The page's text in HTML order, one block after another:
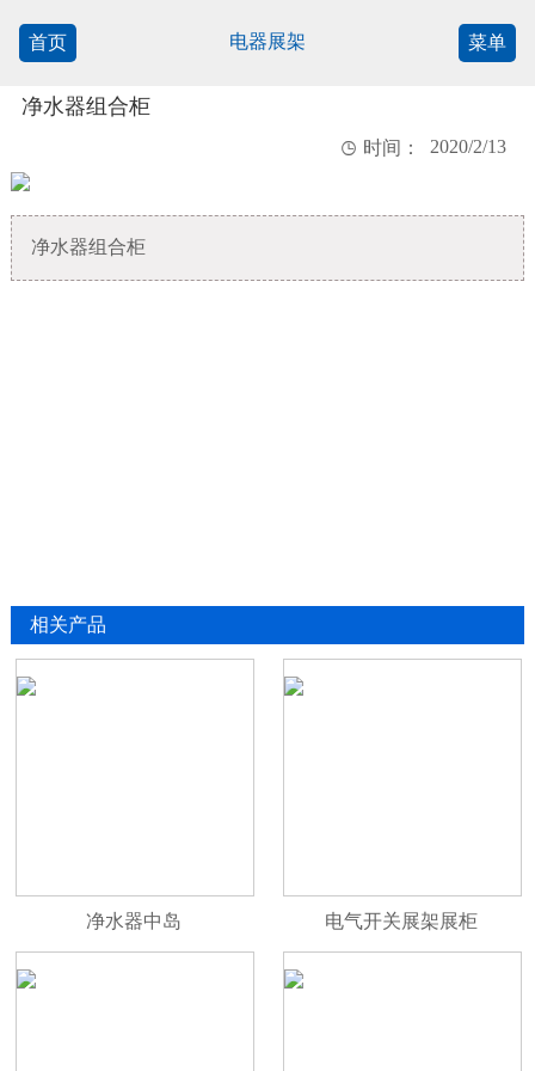
首页 电器展架 菜单
净水器组合柜
 时间： 2020/2/13
净水器组合柜
相关产品
净水器中岛 电气开关展架展柜